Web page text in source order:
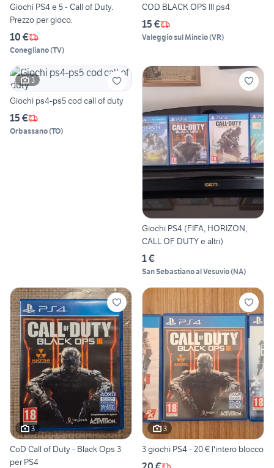
Giochi PS4 e 5 - Call of Duty.
Prezzo per gioco.
10 €
Conegliano(TV)
COD BLACK OPS III ps4
15 €
Valeggio sul Mincio(VR)
3
Giochi ps4-ps5 cod call of duty
15 €
Orbassano(TO)
Giochi PS4 (FIFA, HORIZON,
CALL OF DUTY e altri)
1 €
San Sebastiano al Vesuvio(NA)
3
CoD Call of Duty - Black Ops 3
per PS4
3
3 giochi PS4 - 20 € l'intero blocco